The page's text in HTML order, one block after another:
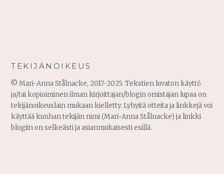
TEKIJÄNOIKEUS
© Mari-Anna Stålnacke, 2017-2025. Tekstien luvaton käyttö
ja/tai kopioiminen ilman kirjoittajan/blogin omistajan lupaa on
tekijänoikeuslain mukaan kielletty. Lyhyitä otteita ja linkkejä voi
käyttää kunhan tekijän nimi (Mari-Anna Stålnacke) ja linkki
blogiin on selkeästi ja asianmukaisesti esillä.